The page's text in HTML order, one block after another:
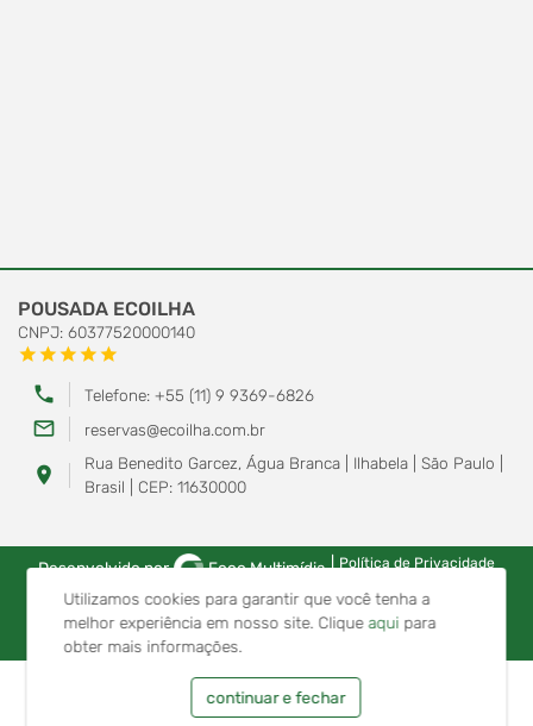
Utilizamos cookies para garantir que você tenha a
melhor experiência em nosso site. Cliqueaqui para
obter mais informações.
continuar e fechar
POUSADA ECOILHA
CNPJ: 60377520000140
starstarstarstarstar
phone Telefone: +55 (11) 9 9369-6826
mail_outline reservas@ecoilha.com.br
location_on
Rua Benedito Garcez, Água Branca | Ilhabela | São Paulo |
Brasil | CEP: 11630000
Desenvolvido por Foco Multimídia | Política de Privacidade